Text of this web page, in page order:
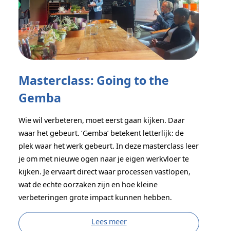
Masterclass: Going to the
Gemba
Wie wil verbeteren, moet eerst gaan kijken. Daar
waar het gebeurt. ‘Gemba’ betekent letterlijk: de
plek waar het werk gebeurt. In deze masterclass leer
je om met nieuwe ogen naar je eigen werkvloer te
kijken. Je ervaart direct waar processen vastlopen,
wat de echte oorzaken zijn en hoe kleine
verbeteringen grote impact kunnen hebben.
Lees meer